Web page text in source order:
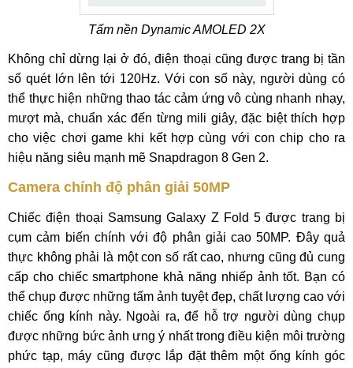
Tấm nền Dynamic AMOLED 2X
Không chỉ dừng lại ở đó, điện thoại cũng được trang bị tần
số quét lớn lên tới 120Hz. Với con số này, người dùng có
thể thực hiện những thao tác cảm ứng vô cùng nhanh nhạy,
mượt mà, chuẩn xác đến từng mili giây, đặc biệt thích hợp
cho việc chơi game khi kết hợp cùng với con chip cho ra
hiệu năng siêu mạnh mẽ Snapdragon 8 Gen 2.
Camera chính độ phân giải 50MP
Chiếc điện thoại Samsung Galaxy Z Fold 5 được trang bị
cụm cảm biến chính với độ phân giải cao 50MP. Đây quả
thực không phải là một con số rất cao, nhưng cũng đủ cung
cấp cho chiếc smartphone khả năng nhiếp ảnh tốt. Bạn có
thể chụp được những tấm ảnh tuyệt đẹp, chất lượng cao với
chiếc ống kính này. Ngoài ra, để hỗ trợ người dùng chụp
được những bức ảnh ưng ý nhất trong điều kiện môi trường
phức tạp, máy cũng được lắp đặt thêm một ống kính góc